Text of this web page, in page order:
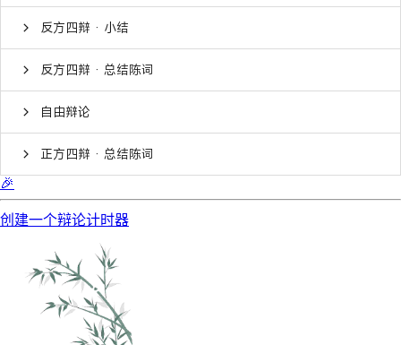
反方四辩 · 小结
反方四辩 · 总结陈词
自由辩论
正方四辩 · 总结陈词
🎉
创建一个辩论计时器